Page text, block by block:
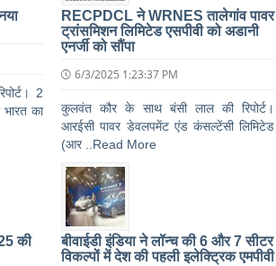
2
का
RECPDCL ने WRNES तालेगांव पावर
ट्रांसमिशन लिमिटेड एसपीवी को अडानी
एनर्जी को सौंपा
6/3/2025 1:23:37 PM
कुलवंत कौर के साथ बंसी लाल की रिपोर्ट।
आरईसी पावर डेवलपमेंट एंड कंसल्टेंसी लिमिटेड
(आर ..Read More
की
बीवाईडी इंडिया ने लॉन्च की 6 और 7 सीटर
विकल्पों में देश की पहली इलेक्ट्रिक एमपीवी